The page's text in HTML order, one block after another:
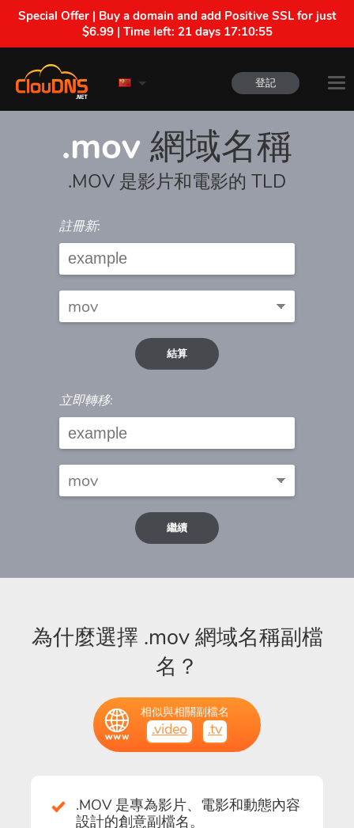
Special Offer | Buy a domain and add Positive SSL for just
$6.99 | Time left: 21 days 17:10:55
登記
.mov 網域名稱
.MOV 是影片和電影的 TLD
註冊新:
結算
立即轉移:
繼續
為什麼選擇 .mov 網域名稱副檔
名？
相似與相關副檔名
.video .tv
.MOV 是專為影片、電影和動態內容
設計的創意副檔名。